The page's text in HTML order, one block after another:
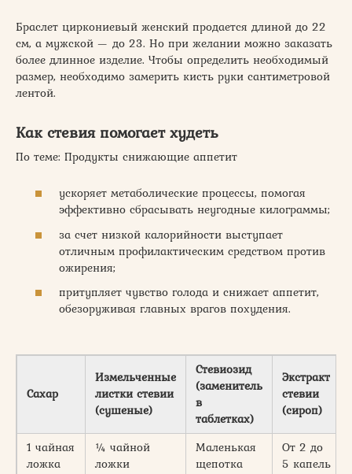
Браслет циркониевый женский продается длиной до 22
см, а мужской — до 23. Но при желании можно заказать
более длинное изделие. Чтобы определить необходимый
размер, необходимо замерить кисть руки сантиметровой
лентой.
Как стевия помогает худеть
По теме: Продукты снижающие аппетит
ускоряет метаболические процессы, помогая
эффективно сбрасывать неугодные килограммы;
за счет низкой калорийности выступает
отличным профилактическим средством против
ожирения;
притупляет чувство голода и снижает аппетит,
обезоруживая главных врагов похудения.
Сахар
Измельченные
листки стевии
(сушеные)
Стевиозид
(заменитель
в
таблетках)
Экстракт
стевии
(сироп)
1 чайная
ложка
¼ чайной
ложки
Маленькая
щепотка
От 2 до
5 капель